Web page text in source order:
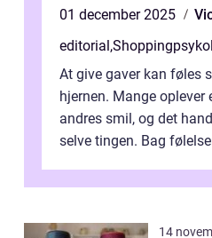
01 december 2025
editorial,
At give gaver kan føles
hjernen. Mange oplever
andres smil, og det
selve tingen. Bag
14